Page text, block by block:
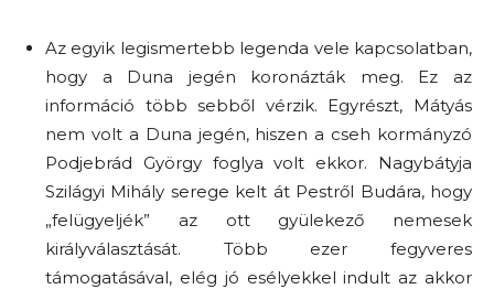
Az egyik legismertebb legenda vele kapcsolatban,
hogy a Duna jegén koronázták meg. Ez az
információ több sebből vérzik. Egyrészt, Mátyás
nem volt a Duna jegén, hiszen a cseh kormányzó
Podjebrád György foglya volt ekkor. Nagybátyja
Szilágyi Mihály serege kelt át Pestről Budára, hogy
„felügyeljék” az ott gyülekező nemesek
királyválasztását. Több ezer fegyveres
támogatásával, elég jó esélyekkel indult az akkor